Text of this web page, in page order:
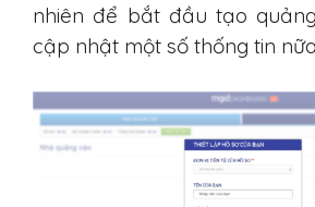
nhiên để bắt đầu tạo
cập nhật một số thống tin